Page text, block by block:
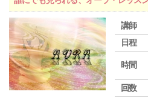
講師
日程
時間
回数